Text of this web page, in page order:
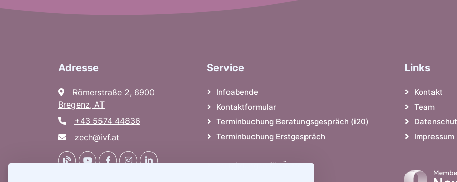
Adresse
Römerstraße 2, 6900
Bregenz, AT
+43 5574 44836
zech@ivf.at
Service
Infoabende
Kontaktformular
Terminbuchung Beratungsgespräch (i20)
Terminbuchung Erstgespräch
Fortbildungen für Ärzte
Links
Kontakt
Team
Impressum